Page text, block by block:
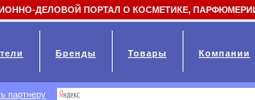
ДЕЛОВОЙ ПОРТАЛ О КОСМЕТИКЕ,
Бренды Товары Компании
партнеру